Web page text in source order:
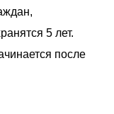
5 лет.
после